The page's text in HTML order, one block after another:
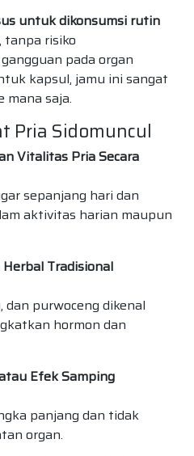
untuk dikonsumsi rutin
, tanpa risiko
pada organ
kapsul, jamu ini sangat
mana saja.
Pria Sidomuncul
Vitalitas Pria Secara
sepanjang hari dan
aktivitas harian maupun
Tradisional
dan purwoceng dikenal
hormon dan
Efek Samping
panjang dan tidak
organ.